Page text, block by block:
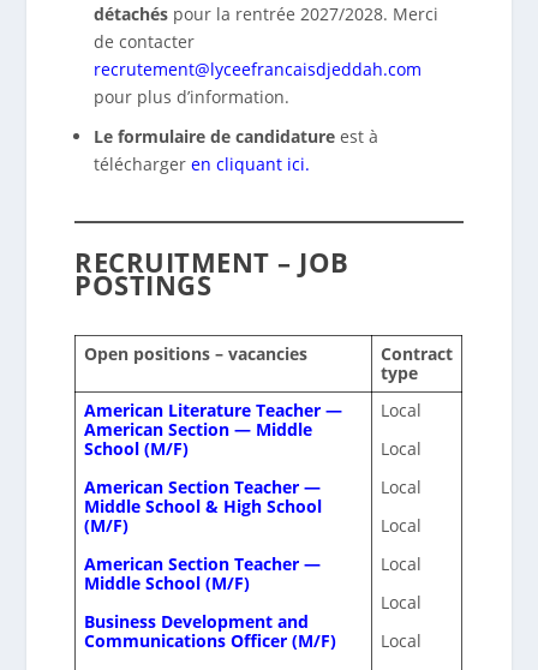
détachés pour la rentrée 2027/2028. Merci
de contacter
recrutement@lyceefrancaisdjeddah.com
pour plus d’information.
Le formulaire de candidatureest à
téléchargeren cliquant ici.
RECRUITMENT – JOB
POSTINGS
Open positions – vacancies
Contract
type
American Literature Teacher —
American Section — Middle
School (M/F)
American Section Teacher —
Middle School & High School
(M/F)
American Section Teacher —
Middle School (M/F)
Business Development and
Communications Officer (M/F)
Local
Local
Local
Local
Local
Local
Local